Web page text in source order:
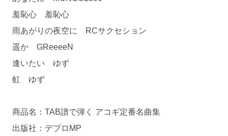
羞恥心 羞恥心
雨あがりの夜空に RCサクセション
遥か GReeeeN
逢いたい ゆず
虹 ゆず
商品名：TAB譜で弾く アコギ定番名曲集
出版社：デプロMP